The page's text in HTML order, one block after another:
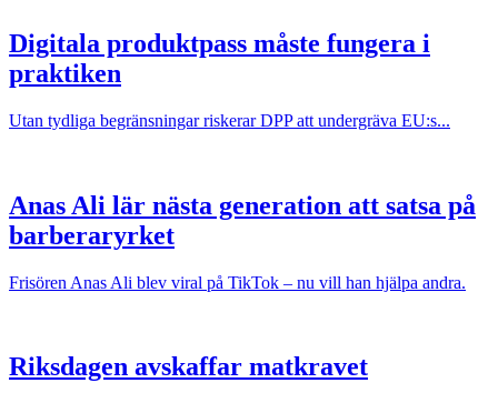
Digitala produktpass måste fungera i
praktiken
Utan tydliga begränsningar riskerar DPP att undergräva EU:s...
Anas Ali lär nästa generation att satsa på
barberaryrket
Frisören Anas Ali blev viral på TikTok – nu vill han hjälpa andra.
Riksdagen avskaffar matkravet